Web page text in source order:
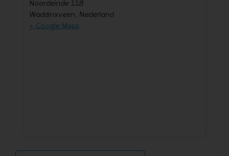
Noordeinde 118
Waddinxveen , Nederland
+ Google Maps